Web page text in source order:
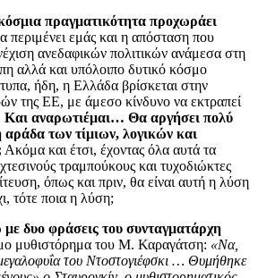
πραγματικότητα προχωράει
περιμένει εμάς και η απόσταση που
ανεδαφικών πολιτικών ανάμεσα στη
αλλά και υπόλοιπο δυτικό κόσμο
ήδη, η Ελλάδα βρίσκεται στην
της ΕΕ, με άμεσο κίνδυνο να εκτραπεί
Και αναρωτιέμαι… Θα αργήσει πολύ
των τίμιων, λογικών και
Ακόμα και έτσι, έχοντας όλα αυτά τα
τραμπούκους και τυχοδιώκτες
όπως και πριν, θα είναι αυτή η λύση
τότε ποια η λύση;
δυο φράσεις του συνταγματάρχη
μυθιστόρημα του Μ. Καραγάτση: «Να,
του Ντοστογιέφσκι … Θυμήθηκε